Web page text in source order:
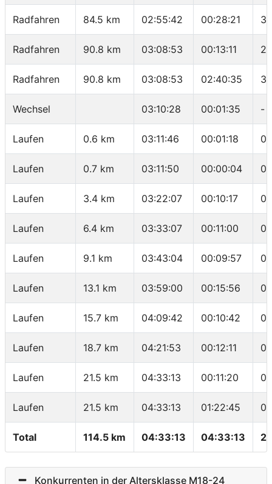
Radfahren 84.5 km 02:55:42 00:28:21
Radfahren 90.8 km 03:08:53 00:13:11
Radfahren 90.8 km 03:08:53 02:40:35
Wechsel 03:10:28 00:01:35 -
Laufen 0.6 km 03:11:46 00:01:18
Laufen 0.7 km 03:11:50 00:00:04
Laufen 3.4 km 03:22:07 00:10:17
Laufen 6.4 km 03:33:07 00:11:00
Laufen 9.1 km 03:43:04 00:09:57
Laufen 13.1 km 03:59:00 00:15:56
Laufen 15.7 km 04:09:42 00:10:42
Laufen 18.7 km 04:21:53 00:12:11
Laufen 21.5 km 04:33:13 00:11:20
Laufen 21.5 km 04:33:13 01:22:45
Total 114.5 km 04:33:13 04:33:13
Konkurrenten in der Altersklasse M18-24